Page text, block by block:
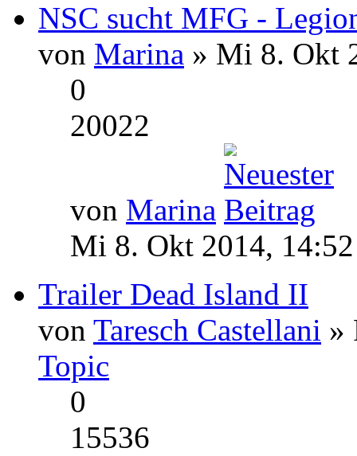
NSC sucht MFG -
von Marina » Mi 8. Okt
0
20022
von Marina
Mi 8. Okt 2014, 14:52
Trailer Dead Island II
von Taresch Castellani »
Topic
0
15536